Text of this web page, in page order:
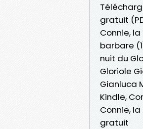
gratuit
Connie,
barbare
nuit du
Gloriole
Gianluca
Kindle,
Connie,
gratuit